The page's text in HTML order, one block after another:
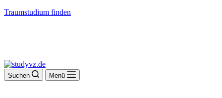
Traumstudium finden
Suchen Menü